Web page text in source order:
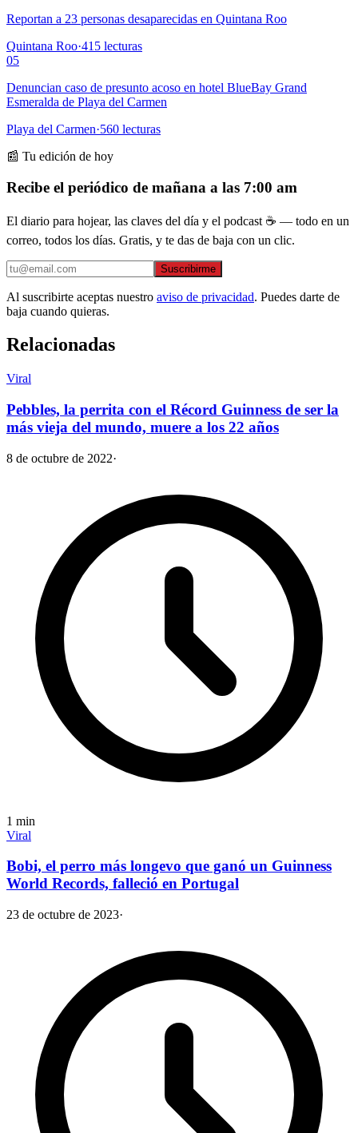
Reportan a 23 personas desaparecidas en Quintana Roo
Quintana Roo·415 lecturas
05
Denuncian caso de presunto acoso en hotel BlueBay Grand
Esmeralda de Playa del Carmen
Playa del Carmen·560 lecturas
📰 Tu edición de hoy
Recibe el periódico de mañana a las 7:00 am
El diario para hojear, las claves del día y el podcast ☕ — todo en un
correo, todos los días. Gratis, y te das de baja con un clic.
Suscribirme
Al suscribirte aceptas nuestro aviso de privacidad. Puedes darte de
baja cuando quieras.
Relacionadas
Viral
Pebbles, la perrita con el Récord Guinness de ser la
más vieja del mundo, muere a los 22 años
8 de octubre de 2022·
1 min
Viral
Bobi, el perro más longevo que ganó un Guinness
World Records, falleció en Portugal
23 de octubre de 2023·